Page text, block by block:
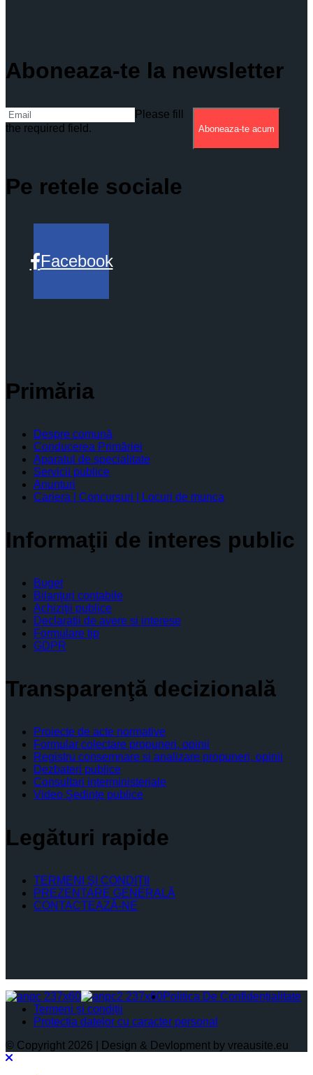
Aboneaza-te la newsletter
Please fill
the required field.
Aboneaza-te acum
Pe retele sociale
Facebook
Primăria
Despre comună
Conducerea Primăriei
Aparatul de specialitate
Servicii publice
Anunturi
Cariera | Concursuri | Locuri de munca
Informaţii de interes public
Buget
Bilanţuri contabile
Achiziţii publice
Declaratii de avere si interese
Formulare tip
GDPR
Transparenţă decizională
Proiecte de acte normative
Formular colectare propuneri, opinii
Registru consemnare si analizare propuneri, opinii
Dezbateri publice
Consultari interministeriale
Video Şedinţe publice
Legături rapide
TERMENI ŞI CONDIŢII
PREZENTARE GENERALĂ
CONTACTEAZĂ-NE
Politica De Confidențialitate
Termeni și condiții
Protectia datelor cu caracter personal
© Copyright 2026 | Design & Devlopment by vreausite.eu